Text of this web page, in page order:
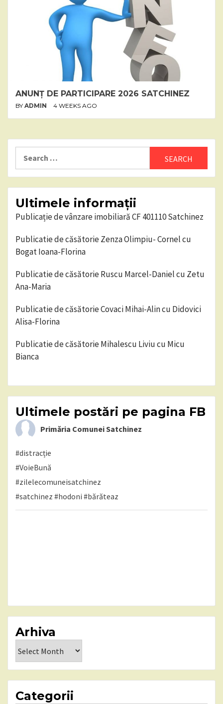
ANUNȚ DE PARTICIPARE 2026 SATCHINEZ
BY ADMIN 4 WEEKS AGO
Ultimele informații
Publicație de vânzare imobiliară CF 401110 Satchinez
Publicatie de căsătorie Zenza Olimpiu- Cornel cu
Bogat Ioana-Florina
Publicatie de căsătorie Ruscu Marcel-Daniel cu Zetu
Ana-Maria
Publicatie de căsătorie Covaci Mihai-Alin cu Didovici
Alisa-Florina
Publicatie de căsătorie Mihalescu Liviu cu Micu
Bianca
Ultimele postări pe pagina FB
Primăria Comunei Satchinez
#distracție
#VoieBună
#zilelecomuneisatchinez
#satchinez #hodoni #bărăteaz
Arhiva
Categorii